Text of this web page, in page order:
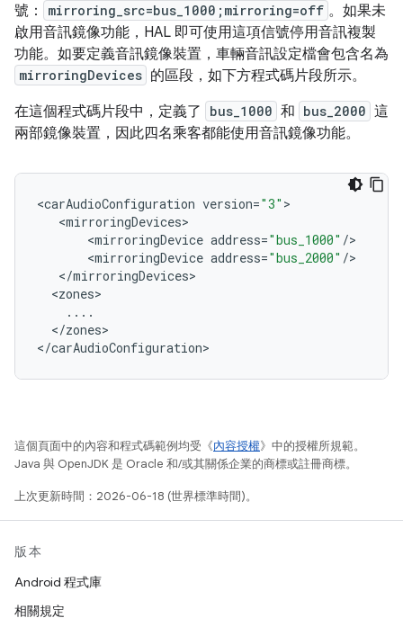
號：
mirroring_src=bus_1000;mirroring=off 。如果未
啟用音訊鏡像功能，HAL 即可使用這項信號停用音訊複製
功能。如要定義音訊鏡像裝置，車輛音訊設定檔會包含名為
mirroringDevices 的區段，如下方程式碼片段所示。
在這個程式碼片段中，定義了
bus_1000 和 bus_2000 這
兩部鏡像裝置，因此四名乘客都能使用音訊鏡像功能。
<carAudioConfiguration version="3"
<mirroringDevices
<mirroringDevice address="bus_1000" /
<mirroringDevice address="bus_2000" /
</mirroringDevices
<zones
... .
</zones>
</carAudioConfiguration
這個頁面中的內容和程式碼範例均受《內容授權》中的授權所規範。
Java 與 OpenJDK 是 Oracle 和/或其關係企業的商標或註冊商標。
上次更新時間：2026-06-18 (世界標準時間)。
版本
Android 程式庫
相關規定